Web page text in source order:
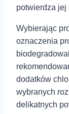
potwierdza jej
Wybierając
oznaczenia
dodatków
wybranych
delikatnych